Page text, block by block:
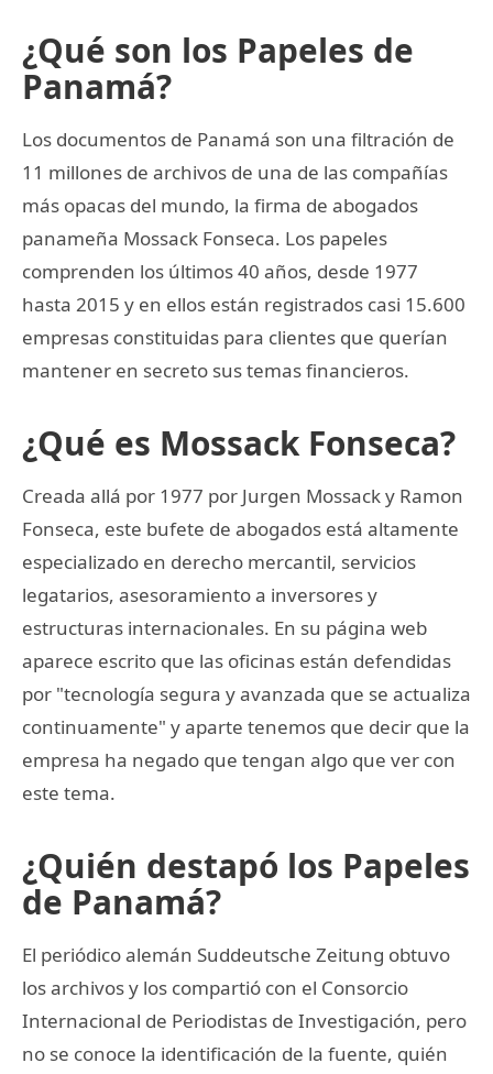
¿Qué son los Papeles de
Panamá?
Los documentos de Panamá son una filtración de
11 millones de archivos de una de las compañías
más opacas del mundo, la firma de abogados
panameña Mossack Fonseca. Los papeles
comprenden los últimos 40 años, desde 1977
hasta 2015 y en ellos están registrados casi 15.600
empresas constituidas para clientes que querían
mantener en secreto sus temas financieros.
¿Qué es Mossack Fonseca?
Creada allá por 1977 por Jurgen Mossack y Ramon
Fonseca, este bufete de abogados está altamente
especializado en derecho mercantil, servicios
legatarios, asesoramiento a inversores y
estructuras internacionales. En su página web
aparece escrito que las oficinas están defendidas
por "tecnología segura y avanzada que se actualiza
continuamente" y aparte tenemos que decir que la
empresa ha negado que tengan algo que ver con
este tema.
¿Quién destapó los Papeles
de Panamá?
El periódico alemán Suddeutsche Zeitung obtuvo
los archivos y los compartió con el Consorcio
Internacional de Periodistas de Investigación, pero
no se conoce la identificación de la fuente, quién